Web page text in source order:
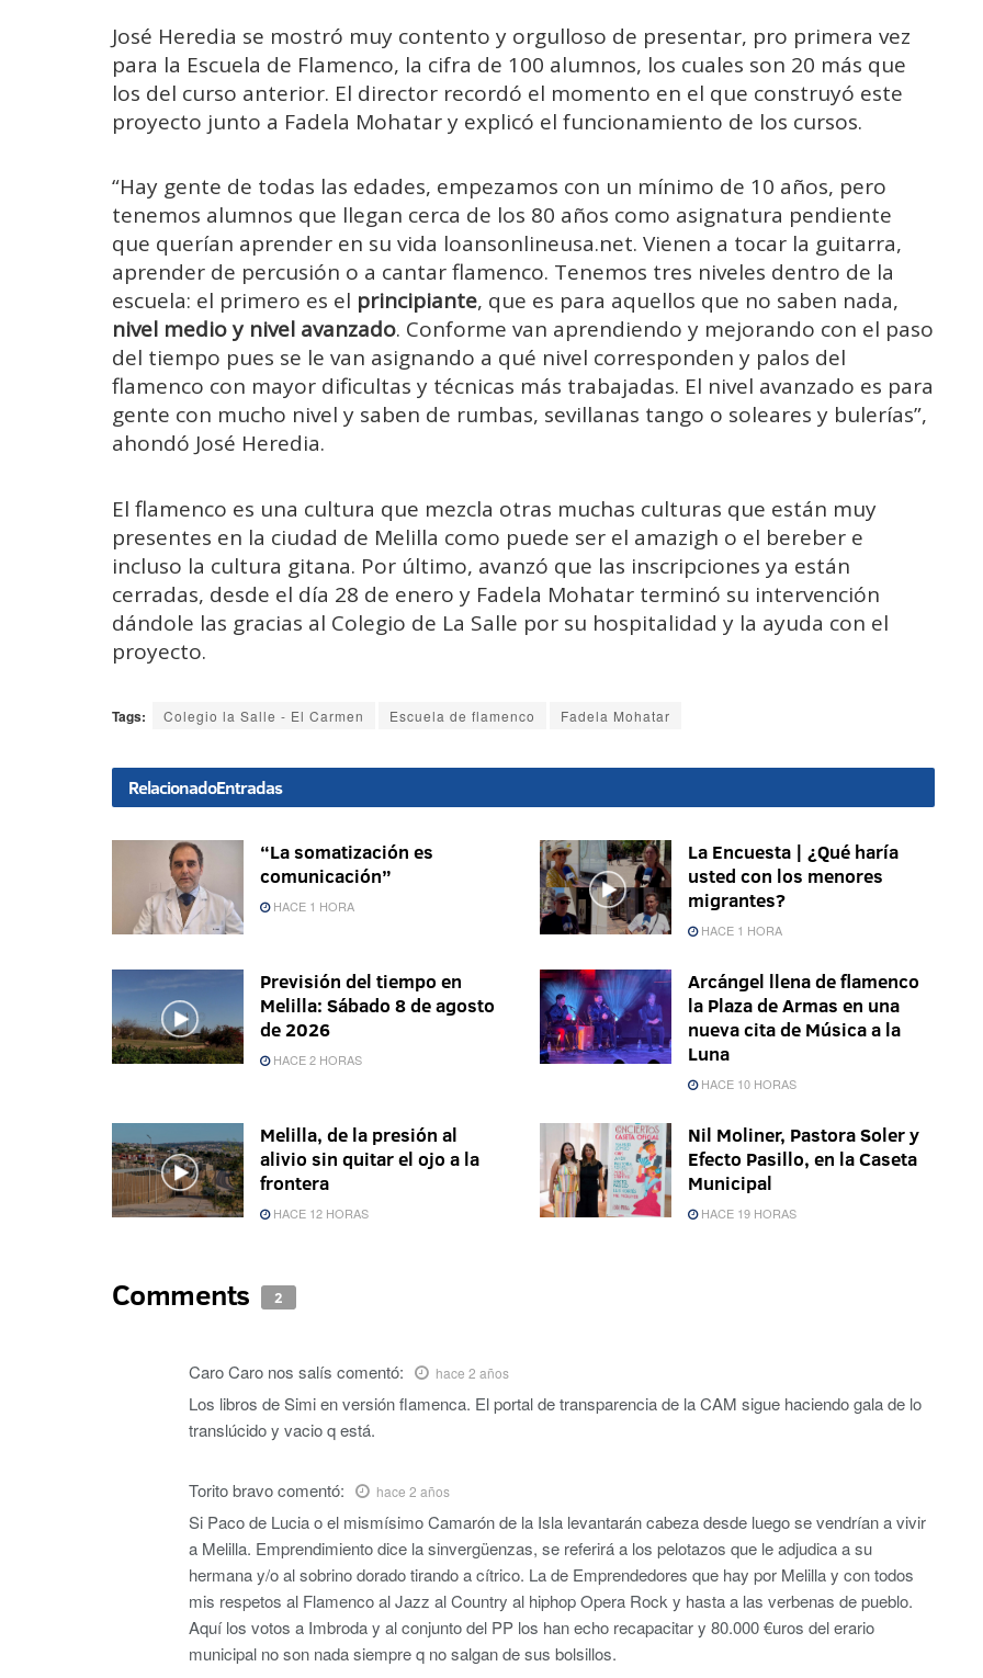
José Heredia se mostró muy contento y orgulloso de presentar, pro primera vez
para la Escuela de Flamenco, la cifra de 100 alumnos, los cuales son 20 más que
los del curso anterior. El director recordó el momento en el que construyó este
proyecto junto a Fadela Mohatar y explicó el funcionamiento de los cursos.
“Hay gente de todas las edades, empezamos con un mínimo de 10 años, pero
tenemos alumnos que llegan cerca de los 80 años como asignatura pendiente
que querían aprender en su vida loansonlineusa.net. Vienen a tocar la guitarra,
aprender de percusión o a cantar flamenco. Tenemos tres niveles dentro de la
escuela: el primero es el principiante, que es para aquellos que no saben nada,
nivel medio y nivel avanzado. Conforme van aprendiendo y mejorando con el paso
del tiempo pues se le van asignando a qué nivel corresponden y palos del
flamenco con mayor dificultas y técnicas más trabajadas. El nivel avanzado es para
gente con mucho nivel y saben de rumbas, sevillanas tango o soleares y bulerías”,
ahondó José Heredia.
El flamenco es una cultura que mezcla otras muchas culturas que están muy
presentes en la ciudad de Melilla como puede ser el amazigh o el bereber e
incluso la cultura gitana. Por último, avanzó que las inscripciones ya están
cerradas, desde el día 28 de enero y Fadela Mohatar terminó su intervención
dándole las gracias al Colegio de La Salle por su hospitalidad y la ayuda con el
proyecto.
Tags: Colegio la Salle - El Carmen Escuela de flamenco Fadela Mohatar
RelacionadoEntradas
“La somatización es
comunicación”
HACE 1 HORA
La Encuesta | ¿Qué haría
usted con los menores
migrantes?
HACE 1 HORA
Previsión del tiempo en
Melilla: Sábado 8 de agosto
de 2026
HACE 2 HORAS
Arcángel llena de flamenco
la Plaza de Armas en una
nueva cita de Música a la
Luna
HACE 10 HORAS
Melilla, de la presión al
alivio sin quitar el ojo a la
frontera
HACE 12 HORAS
Nil Moliner, Pastora Soler y
Efecto Pasillo, en la Caseta
Municipal
HACE 19 HORAS
Comments 2
Caro Caro nos salís comentó: hace 2 años
Los libros de Simi en versión flamenca. El portal de transparencia de la CAM sigue haciendo gala de lo
translúcido y vacio q está.
Torito bravocomentó: hace 2 años
Si Paco de Lucia o el mismísimo Camarón de la Isla levantarán cabeza desde luego se vendrían a vivir
a Melilla. Emprendimiento dice la sinvergüenzas, se referirá a los pelotazos que le adjudica a su
hermana y/o al sobrino dorado tirando a cítrico. La de Emprendedores que hay por Melilla y con todos
mis respetos al Flamenco al Jazz al Country al hiphop Opera Rock y hasta a las verbenas de pueblo.
Aquí los votos a Imbroda y al conjunto del PP los han echo recapacitar y 80.000 €uros del erario
municipal no son nada siempre q no salgan de sus bolsillos.